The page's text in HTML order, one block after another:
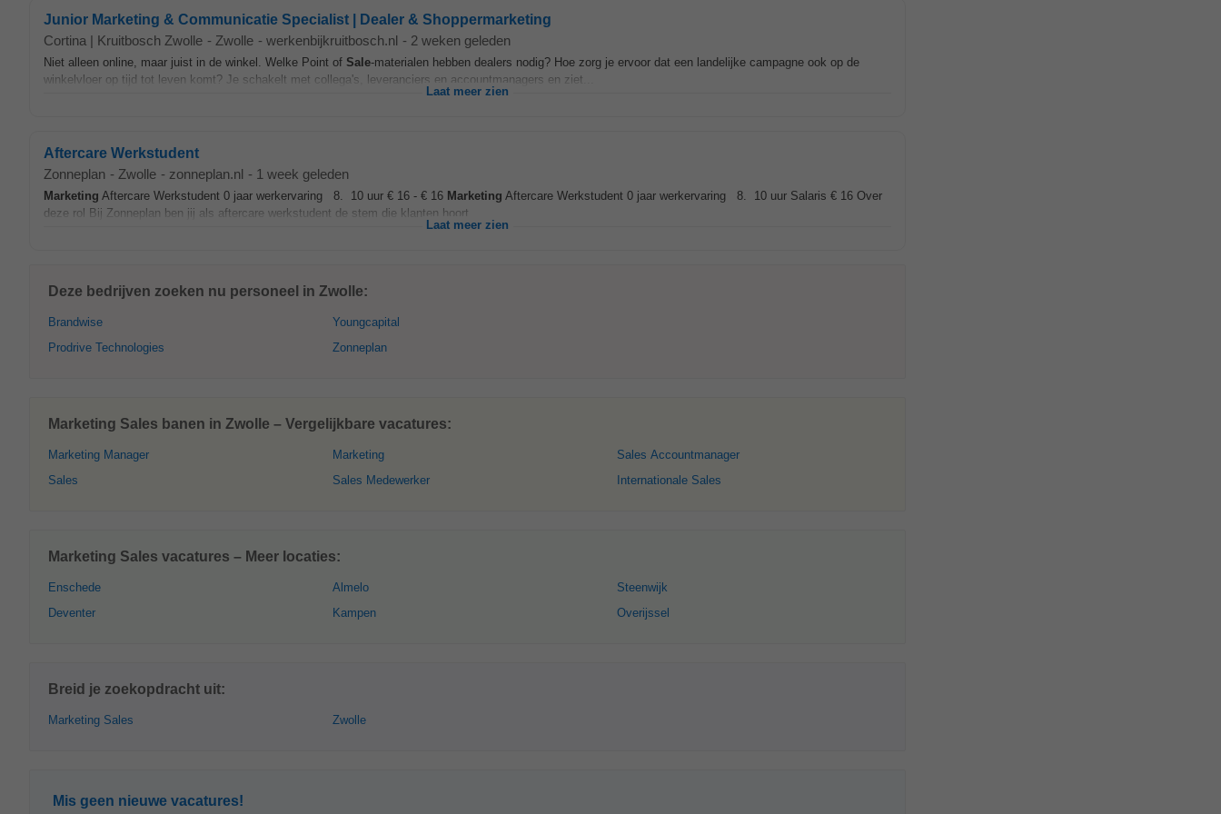
Junior Marketing & Communicatie Specialist | Dealer & Shoppermarketing
Cortina | Kruitbosch Zwolle - Zwolle - werkenbijkruitbosch.nl - 2 weken geleden
Niet alleen online, maar juist in de winkel. Welke Point of Sale-materialen hebben dealers nodig? Hoe zorg je ervoor dat een landelijke campagne ook op de
winkelvloer op tijd tot leven komt? Je schakelt met collega's, leveranciers en accountmanagers en ziet...
Laat meer zien
Aftercare Werkstudent
Zonneplan - Zwolle - zonneplan.nl - 1 week geleden
Marketing Aftercare Werkstudent 0 jaar werkervaring 8. 10 uur € 16 - € 16 Marketing Aftercare Werkstudent 0 jaar werkervaring 8. 10 uur Salaris € 16 Over
deze rol Bij Zonneplan ben jij als aftercare werkstudent de stem die klanten hoort...
Laat meer zien
Deze bedrijven zoeken nu personeel in Zwolle:
Brandwise
Prodrive Technologies
Youngcapital
Zonneplan
Marketing Sales banen in Zwolle – Vergelijkbare vacatures:
Marketing Manager
Sales
Marketing
Sales Medewerker
Sales Accountmanager
Internationale Sales
Marketing Sales vacatures – Meer locaties:
Enschede
Deventer
Almelo
Kampen
Steenwijk
Overijssel
Breid je zoekopdracht uit:
Marketing Sales Zwolle
Mis geen nieuwe vacatures!